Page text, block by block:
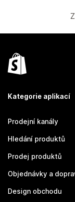
Kategorie aplikací
Prodejní kanály
Hledání produktů
Prodej produktů
Objednávky a
Design obchodu